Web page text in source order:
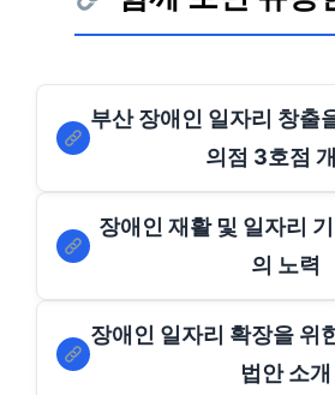
부산 장애인 일자리 창출
의점 3호점
장애인 재활 및 일자리
의 노력
장애인 일자리 확장을 위
법안 소개